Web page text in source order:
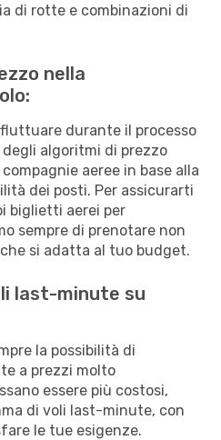
di rotte e combinazioni di
nella
durante il processo
algoritmi di prezzo
aeree in base alla
dei posti. Per assicurarti
biglietti aerei per
sempre di prenotare non
si adatta al tuo budget.
last-minute su
la possibilità di
a prezzi molto
essere più costosi,
di voli last-minute, con
le tue esigenze.